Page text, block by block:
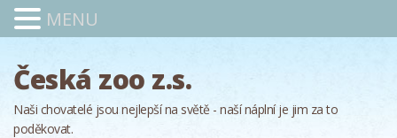
Česká zoo z.s.
Naši chovatelé jsou nejlepší na světě - naší náplní je jim za to
poděkovat.
MENU